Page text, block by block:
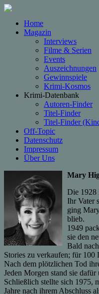
Home
Magazin
Interviews
Filme & Serien
Events
Auszeichnungen
Gewinnspiele
Krimi-Kosmos
Krimi-Datenbank
Autoren-Finder
Titel-Finder
Titel-Finder
Off-Topic
Datenschutz
Impressum
Über Uns
Mary
Die 1928
Ihr Vater
ging
blieb.
1949
sie den
Bald
Stories zu verkaufen; für 100
Nach dem plötzlichen Tod
Jeden Morgen stand sie
Schließlich stellte sich 1975,
Jahre nach ihrem Abschluss